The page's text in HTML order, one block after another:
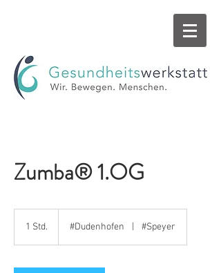
Zumba® 1.OG
1 Std.
d
#Dudenhofen #Speyer